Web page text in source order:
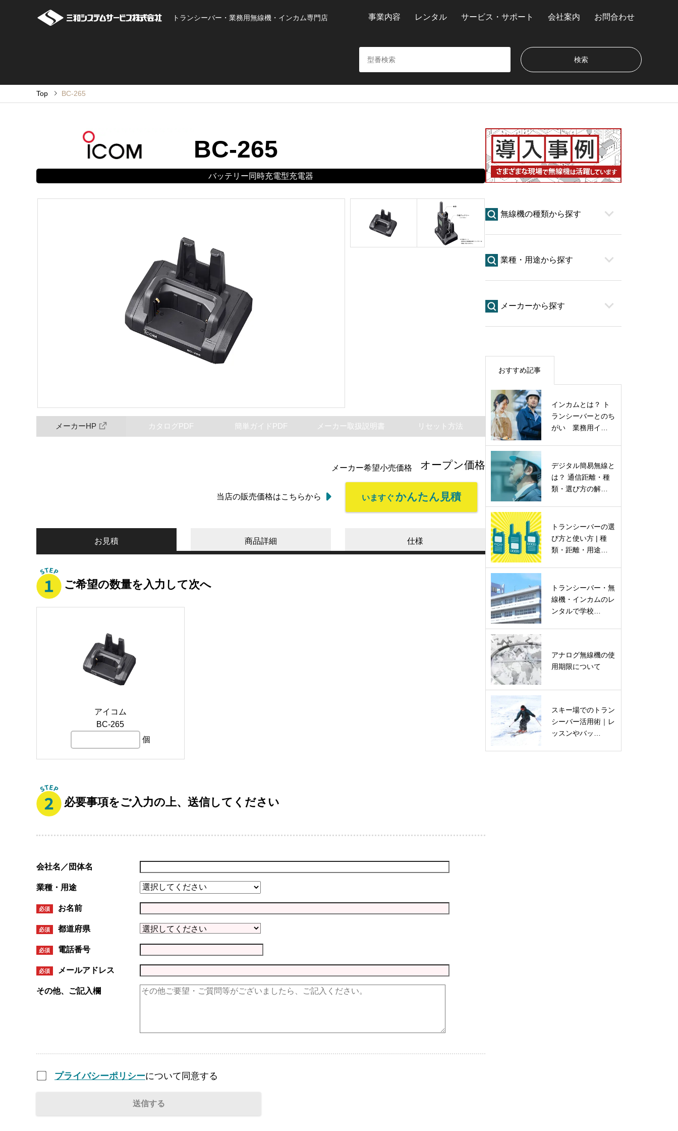
トランシーバー・業務用無線機・インカム専門店 事業内容 レンタル サービス・サポート 会社案内 お問合わせ
Top BC-265
BC-265
バッテリー同時充電型充電器
メーカーHP カタログPDF 簡単ガイドPDF メーカー取扱説明書 リセット方法
メーカー希望小売価格 オープン価格
当店の販売価格はこちらから いますぐ かんたん見積
お見積 商品詳細 仕様
ご希望の数量を入力して次へ
アイコム
BC-265
個
必要事項をご入力の上、送信してください
会社名／団体名
業種・用途
必須 お名前
必須 都道府県
必須 電話番号
必須 メールアドレス
その他、ご記入欄
プライバシーポリシーについて同意する
無線機の種類から探す
業種・用途から探す
メーカーから探す
おすすめ記事
インカムとは？ ト
ランシーバーとのち
がい 業務用イ…
デジタル簡易無線と
は？ 通信距離・種
類・選び方の解…
トランシーバーの選
び方と使い方 | 種
類・距離・用途…
トランシーバー・無
線機・インカムのレ
ンタルで学校…
アナログ無線機の使
用期限について
スキー場でのトラン
シーバー活用術｜レ
ッスンやバッ…